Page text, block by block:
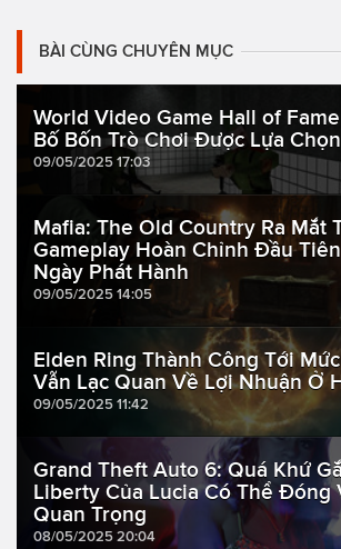
BÀI CÙNG CHUYÊN MỤC
World Video Game Hall of
Bố Bốn Trò Chơi Được Lựa
09/05/2025 17:03
Mafia: The Old Country Ra Mắt
Gameplay Hoàn Chỉnh Đầu
Ngày Phát Hành
09/05/2025 14:05
Elden Ring Thành Công Tới
Vẫn Lạc Quan Về Lợi Nhuận Ở
09/05/2025 11:42
Grand Theft Auto 6: Quá Khứ
Liberty Của Lucia Có Thể Đóng
Quan Trọng
08/05/2025 20:04